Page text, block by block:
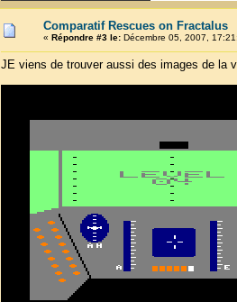
Comparatif Rescues on Fractalus
« Répondre #3 le:Décembre 05, 2007,
JE viens de trouver aussi des images de la